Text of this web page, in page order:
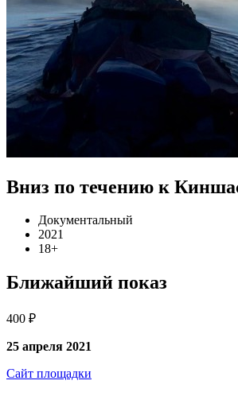
Вниз по течению к
Документальный
2021
18+
Ближайший показ
400 ₽
25 апреля 2021
Сайт площадки